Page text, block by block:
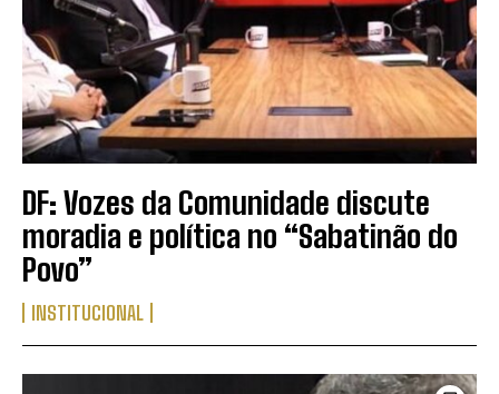
DF: Vozes da Comunidade discute
moradia e política no “Sabatinão do
Povo”
INSTITUCIONAL